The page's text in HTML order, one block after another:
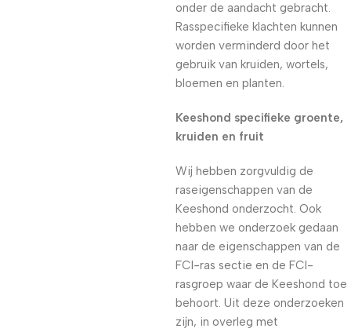
onder de aandacht gebracht.
Rasspecifieke klachten kunnen
worden verminderd door het
gebruik van kruiden, wortels,
bloemen en planten.
Keeshond specifieke groente,
kruiden en fruit
Wij hebben zorgvuldig de
raseigenschappen van de
Keeshond onderzocht. Ook
hebben we onderzoek gedaan
naar de eigenschappen van de
FCI-ras sectie en de FCI-
rasgroep waar de Keeshond toe
behoort. Uit deze onderzoeken
zijn, in overleg met